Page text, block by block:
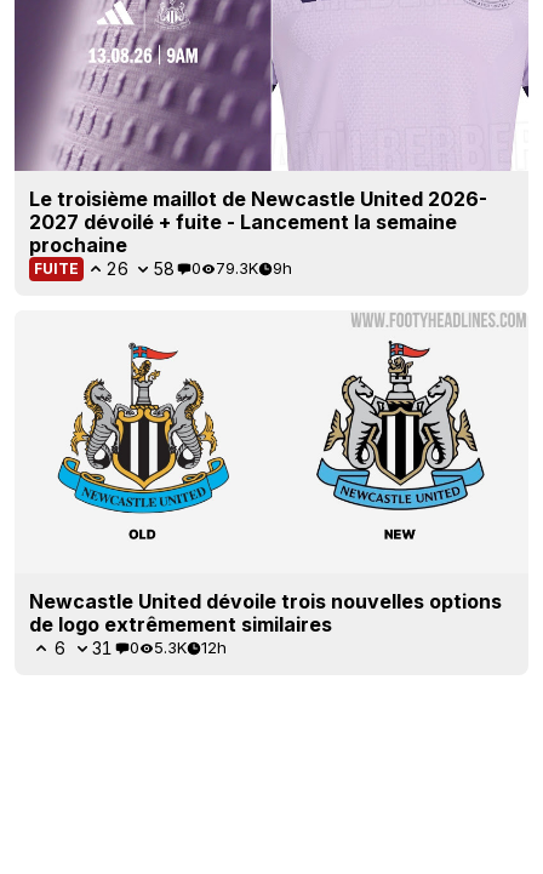
Le troisième maillot de Newcastle United 2026-
2027 dévoilé + fuite - Lancement la semaine
prochaine
FUITE 26 58 0 79.3K 9h
Newcastle United dévoile trois nouvelles options
de logo extrêmement similaires
6 31 0 5.3K 12h